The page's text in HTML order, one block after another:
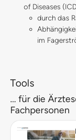
of Diseases
durch das
im
Tools
... für die
Fachpersonen